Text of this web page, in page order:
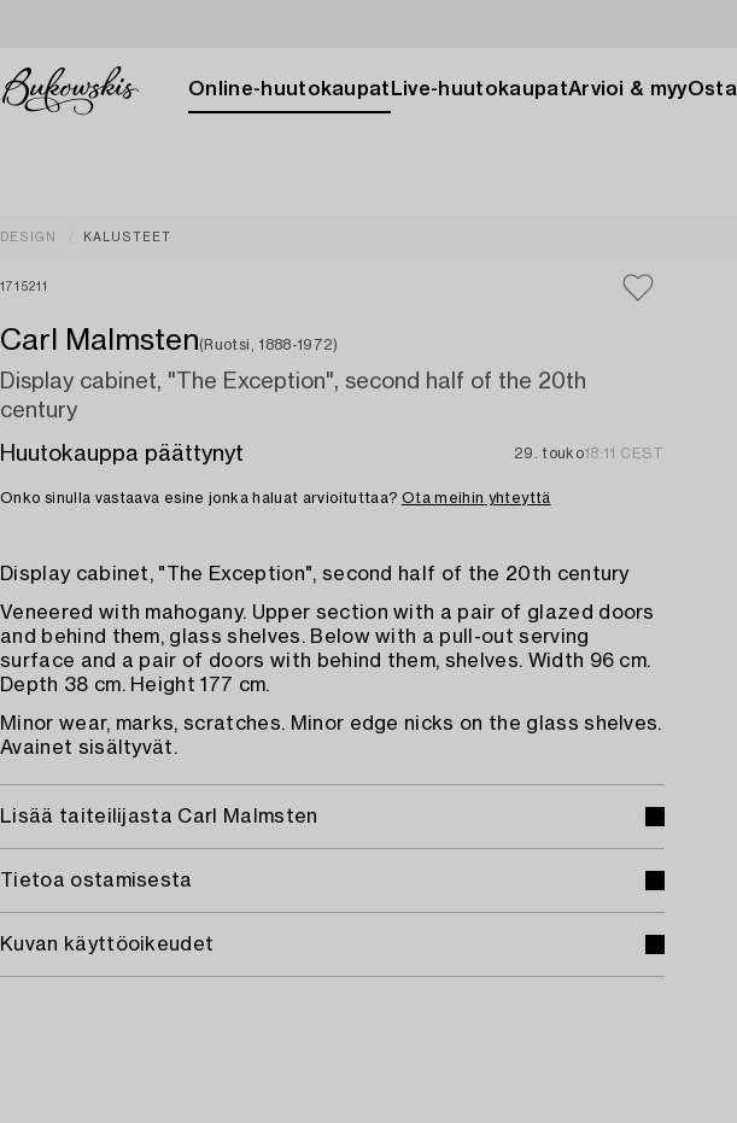
Online-huutokaupat Live-huutokaupatArvioi & myyOsta
DESIGN KALUSTEET
1715211
Carl Malmsten(Ruotsi, 1888-1972)
Display cabinet, "The Exception", second half of the 20th
century
Huutokauppa päättynyt
29. touko18:11 CEST
Onko sinulla vastaava esine jonka haluat arvioituttaa? Ota meihin yhteyttä
Display cabinet, "The Exception", second half of the 20th century
Veneered with mahogany. Upper section with a pair of glazed doors
and behind them, glass shelves. Below with a pull-out serving
surface and a pair of doors with behind them, shelves. Width 96 cm.
Depth 38 cm. Height 177 cm.
Minor wear, marks, scratches. Minor edge nicks on the glass shelves.
Avainet sisältyvät.
Lisää taiteilijasta Carl Malmsten
Tietoa ostamisesta
Kuvan käyttöoikeudet